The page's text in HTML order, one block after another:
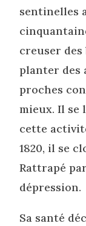
sentinelles
creuser des
planter des
proches
mieux. Il se
cette
1820, il se
Rattrapé
dépression.
Sa santé